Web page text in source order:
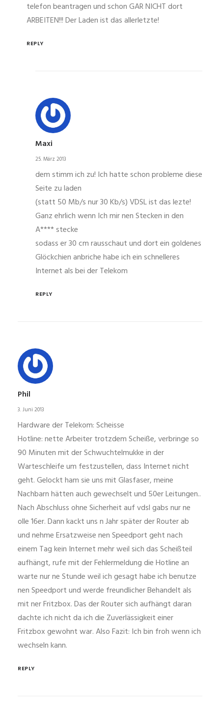
telefon beantragen und schon GAR NICHT dort
ARBEITEN!!! Der Laden ist das allerletzte!
REPLY
Maxi
25. März 2013
dem stimm ich zu! Ich hatte schon probleme diese
Seite zu laden
(statt 50 Mb/s nur 30 Kb/s) VDSL ist das lezte!
Ganz ehrlich wenn Ich mir nen Stecken in den
A**** stecke
sodass er 30 cm rausschaut und dort ein goldenes
Glöckchien anbriche habe ich ein schnelleres
Internet als bei der Telekom
REPLY
Phil
3. Juni 2013
Hardware der Telekom: Scheisse
Hotline: nette Arbeiter trotzdem Scheiße, verbringe so
90 Minuten mit der Schwuchtelmukke in der
Warteschleife um festzustellen, dass Internet nicht
geht. Gelockt ham sie uns mit Glasfaser, meine
Nachbarn hätten auch gewechselt und 50er Leitungen..
Nach Abschluss ohne Sicherheit auf vdsl gabs nur ne
olle 16er. Dann kackt uns n Jahr später der Router ab
und nehme Ersatzweise nen Speedport geht nach
einem Tag kein Internet mehr weil sich das Scheißteil
aufhängt, rufe mit der Fehlermeldung die Hotline an
warte nur ne Stunde weil ich gesagt habe ich benutze
nen Speedport und werde freundlicher Behandelt als
mit ner Fritzbox. Das der Router sich aufhängt daran
dachte ich nicht da ich die Zuverlässigkeit einer
Fritzbox gewohnt war. Also Fazit: Ich bin froh wenn ich
wechseln kann.
REPLY